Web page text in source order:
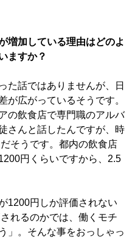
加している理由はどのよ
ますか？
た話ではありませんが、日
が広がっているそうです。
の飲食店で専門職のアルバ
さんと話したんですが、時
そうです。都内の飲食店
円くらいですから、2.5
1200円しか評価されない
れるのかでは、働くモチ
」。そんな事をおっしゃっ